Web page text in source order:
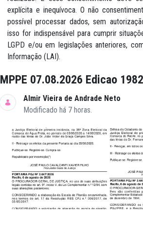
explícita e inequívoca. O não
possível processar dados, sem
isso for indispensável para cumprir
LGPD e/ou em legislações anteriores,
Informação (LAI).
MPPE 07.08.2026 Edicao 1982
Almir Vieira de Andrade Neto
Modificado há 7 horas.